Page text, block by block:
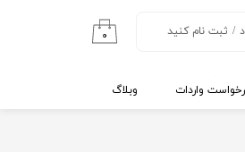
/ ثبت نام کنید
گذر واژه
۰
واردات وبلاگ